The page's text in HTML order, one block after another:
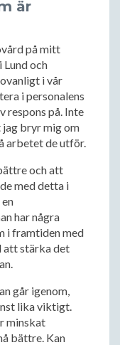
är
på mitt
och
i vår
i personalens
respons på. Inte
jag bryr mig om
arbetet de utför.
och att
med detta i
har några
i framtiden med
att stärka det
går igenom,
lika viktigt.
minskat
bättre. Kan